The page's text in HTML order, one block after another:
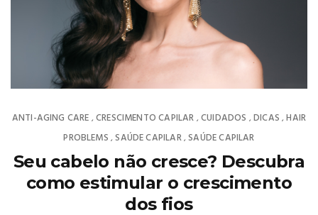
ANTI-AGING CARE ,CRESCIMENTO CAPILAR ,CUIDADOS ,DICAS ,HAIR
PROBLEMS ,SAÚDE CAPILAR,SAÚDE CAPILAR
Seu cabelo não cresce? Descubra
como estimular o crescimento
dos fios